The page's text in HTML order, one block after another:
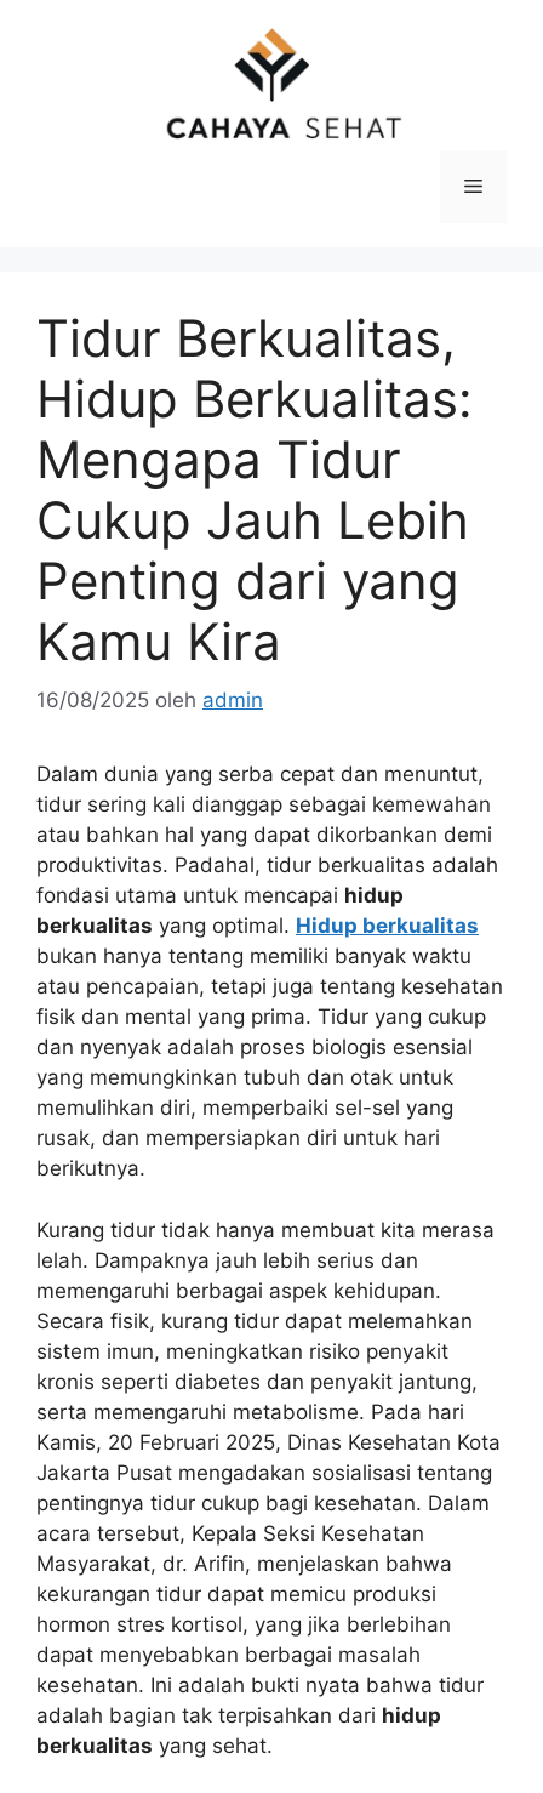
Menu
Tidur Berkualitas,
Hidup Berkualitas:
Mengapa Tidur
Cukup Jauh Lebih
Penting dari yang
Kamu Kira
16/08/2025 oleh admin
Dalam dunia yang serba cepat dan menuntut,
tidur sering kali dianggap sebagai kemewahan
atau bahkan hal yang dapat dikorbankan demi
produktivitas. Padahal, tidur berkualitas adalah
fondasi utama untuk mencapai hidup
berkualitas yang optimal. Hidup berkualitas
bukan hanya tentang memiliki banyak waktu
atau pencapaian, tetapi juga tentang kesehatan
fisik dan mental yang prima. Tidur yang cukup
dan nyenyak adalah proses biologis esensial
yang memungkinkan tubuh dan otak untuk
memulihkan diri, memperbaiki sel-sel yang
rusak, dan mempersiapkan diri untuk hari
berikutnya.
Kurang tidur tidak hanya membuat kita merasa
lelah. Dampaknya jauh lebih serius dan
memengaruhi berbagai aspek kehidupan.
Secara fisik, kurang tidur dapat melemahkan
sistem imun, meningkatkan risiko penyakit
kronis seperti diabetes dan penyakit jantung,
serta memengaruhi metabolisme. Pada hari
Kamis, 20 Februari 2025, Dinas Kesehatan Kota
Jakarta Pusat mengadakan sosialisasi tentang
pentingnya tidur cukup bagi kesehatan. Dalam
acara tersebut, Kepala Seksi Kesehatan
Masyarakat, dr. Arifin, menjelaskan bahwa
kekurangan tidur dapat memicu produksi
hormon stres kortisol, yang jika berlebihan
dapat menyebabkan berbagai masalah
kesehatan. Ini adalah bukti nyata bahwa tidur
adalah bagian tak terpisahkan dari hidup
berkualitas yang sehat.